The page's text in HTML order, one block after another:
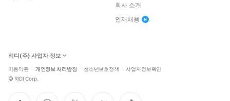
회사 소개
인재채용
리디(주) 사업자 정보
이용약관 개인정보 처리방침 청소년보호정책 사업자정보확인
© RIDI Corp.